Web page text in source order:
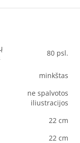
80 psl.
minkštas
ne spalvotos
iliustracijos
22 cm
22 cm